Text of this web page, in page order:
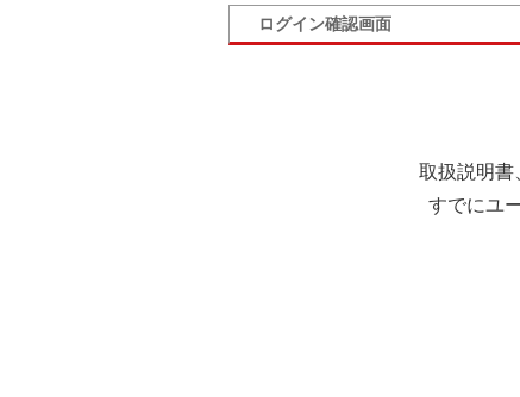
ログイン確認画面
取扱説明書
すでにユ